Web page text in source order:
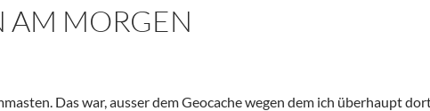
AM MORGEN
Das war, ausser dem Geocache wegen dem ich überhaupt